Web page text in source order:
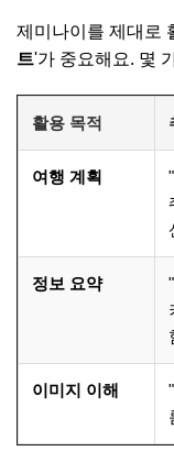
제미나이를 제대로
트'가 중요해요. 몇
활용 목적
여행 계획
정보 요약
이미지 이해